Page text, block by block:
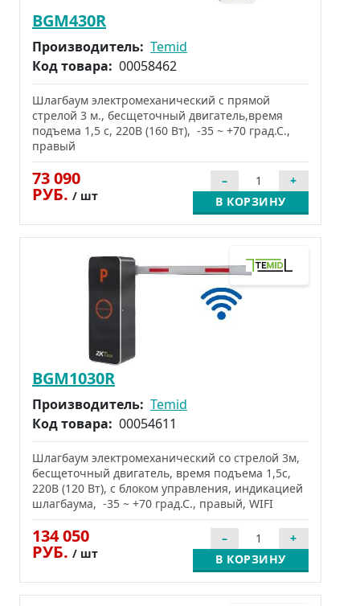
BGM430R
Производитель: Temid
Код товара: 00058462
Шлагбаум электромеханический с прямой
стрелой 3 м., бесщеточный двигатель,время
подъема 1,5 c, 220В (160 Вт), -35 ~ +70 град.С.,
правый
73 090
РУБ. / шт В КОРЗИНУ
BGM1030R
Производитель: Temid
Код товара: 00054611
Шлагбаум электромеханический со стрелой 3м,
бесщеточный двигатель, время подъема 1,5c,
220В (120 Вт), с блоком управления, индикацией
шлагбаума, -35 ~ +70 град.С., правый, WIFI
134 050
РУБ. / шт В КОРЗИНУ